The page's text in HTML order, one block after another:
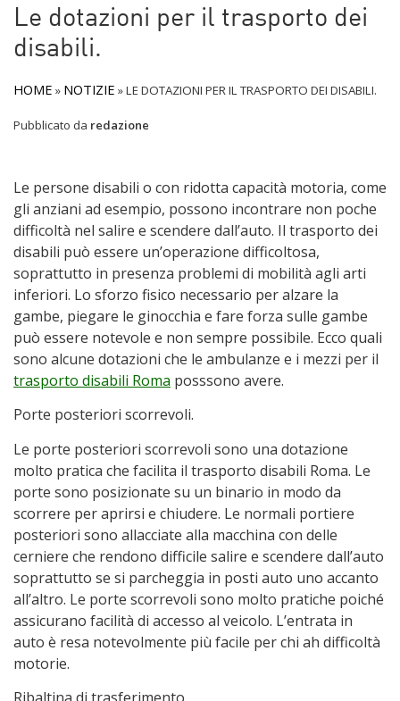
Le dotazioni per il trasporto dei
disabili.
HOME » NOTIZIE »LE DOTAZIONI PER IL TRASPORTO DEI DISABILI.
Pubblicato da redazione
Le persone disabili o con ridotta capacità motoria, come
gli anziani ad esempio, possono incontrare non poche
difficoltà nel salire e scendere dall’auto. Il trasporto dei
disabili può essere un’operazione difficoltosa,
soprattutto in presenza problemi di mobilità agli arti
inferiori. Lo sforzo fisico necessario per alzare la
gambe, piegare le ginocchia e fare forza sulle gambe
può essere notevole e non sempre possibile. Ecco quali
sono alcune dotazioni che le ambulanze e i mezzi per il
trasporto disabili Roma posssono avere.
Porte posteriori scorrevoli.
Le porte posteriori scorrevoli sono una dotazione
molto pratica che facilita il trasporto disabili Roma. Le
porte sono posizionate su un binario in modo da
scorrere per aprirsi e chiudere. Le normali portiere
posteriori sono allacciate alla macchina con delle
cerniere che rendono difficile salire e scendere dall’auto
soprattutto se si parcheggia in posti auto uno accanto
all’altro. Le porte scorrevoli sono molto pratiche poiché
assicurano facilità di accesso al veicolo. L’entrata in
auto è resa notevolmente più facile per chi ah difficoltà
motorie.